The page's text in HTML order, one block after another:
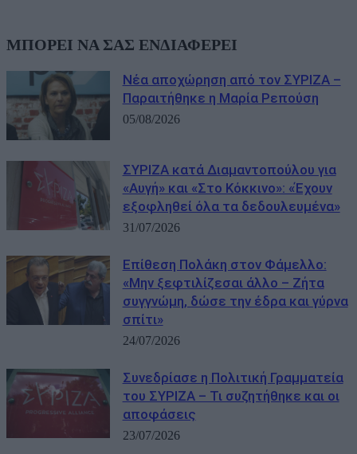
ΜΠΟΡΕΙ ΝΑ ΣΑΣ ΕΝΔΙΑΦΕΡΕΙ
Νέα αποχώρηση από τον ΣΥΡΙΖΑ –
Παραιτήθηκε η Μαρία Ρεπούση
05/08/2026
ΣΥΡΙΖΑ κατά Διαμαντοπούλου για
«Αυγή» και «Στο Κόκκινο»: «Έχουν
εξοφληθεί όλα τα δεδουλευμένα»
31/07/2026
Επίθεση Πολάκη στον Φάμελλο:
«Μην ξεφτιλίζεσαι άλλο – Ζήτα
συγγνώμη, δώσε την έδρα και γύρνα
σπίτι»
24/07/2026
Συνεδρίασε η Πολιτική Γραμματεία
του ΣΥΡΙΖΑ – Τι συζητήθηκε και οι
αποφάσεις
23/07/2026